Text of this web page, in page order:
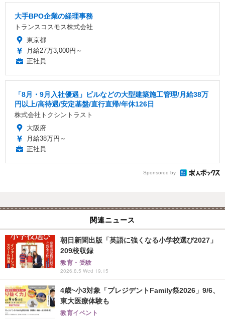
大手BPO企業の経理事務
トランスコスモス株式会社
東京都
月給27万3,000円～
正社員
「8月・9月入社優遇」ビルなどの大型建築施工管理/月給38万
円以上/高待遇/安定基盤/直行直帰/年休126日
株式会社トクシントラスト
大阪府
月給38万円～
正社員
Sponsored by
関連ニュース
朝日新聞出版「英語に強くなる小学校選び2027」
209校収録
教育・受験
2026.8.5 Wed 19:15
4歳~小3対象「プレジデントFamily祭2026」9/6、
東大医療体験も
教育イベント